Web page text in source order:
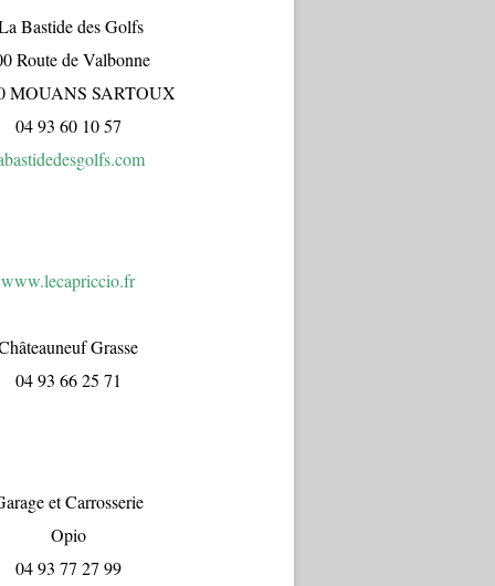
Bastide des Golfs
Route de Valbonne
MOUANS SARTOUX
04 93 60 10 57
www.lecapriccio.fr
Grasse
04 93 66 25 71
et Carrosserie
Opio
04 93 77 27 99